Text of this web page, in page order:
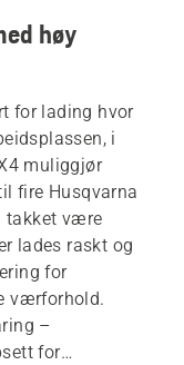
høy
for lading hvor
i
muliggjør
fire Husqvarna
takket være
lades raskt og
for
værforhold.
–
for